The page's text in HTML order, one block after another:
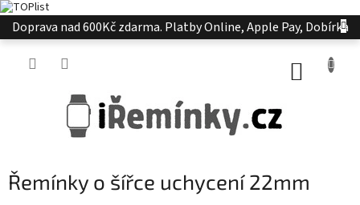
Přejít
na
Doprava nad 600Kč zdarma. Platby Online, Apple Pay, Dobírka
Řemínky o šířce uchycení 22mm